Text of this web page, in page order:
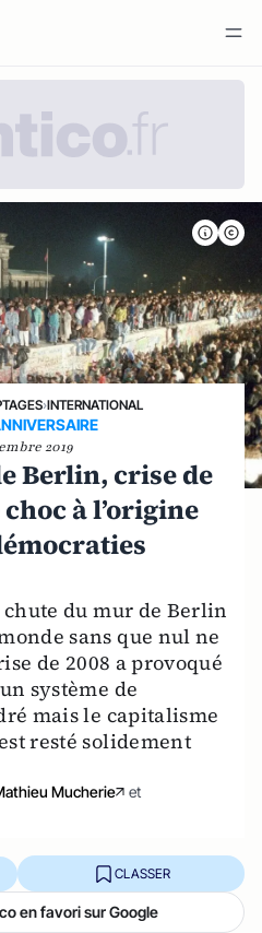
›INTERNATIONAL
2019
Berlin, crise de
à l’origine
du mur de Berlin
sans que nul ne
de 2008 a provoqué
système de
mais le capitalisme
resté solidement
Mucherie
et
CLASSER
en favori sur Google